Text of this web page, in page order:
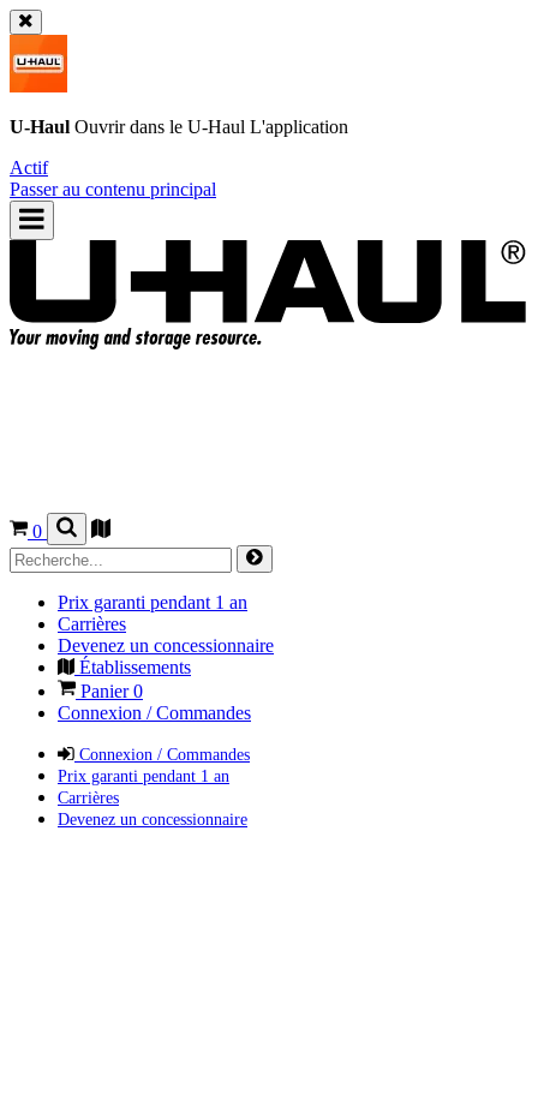
U-Haul Ouvrir dans le U-Haul L'application
Actif
Passer au contenu principal
0
Prix garanti pendant 1 an
Carrières
Devenez un concessionnaire
Établissements
Panier0
Connexion / Commandes
Connexion / Commandes
Prix garanti pendant 1 an
Carrières
Devenez un concessionnaire